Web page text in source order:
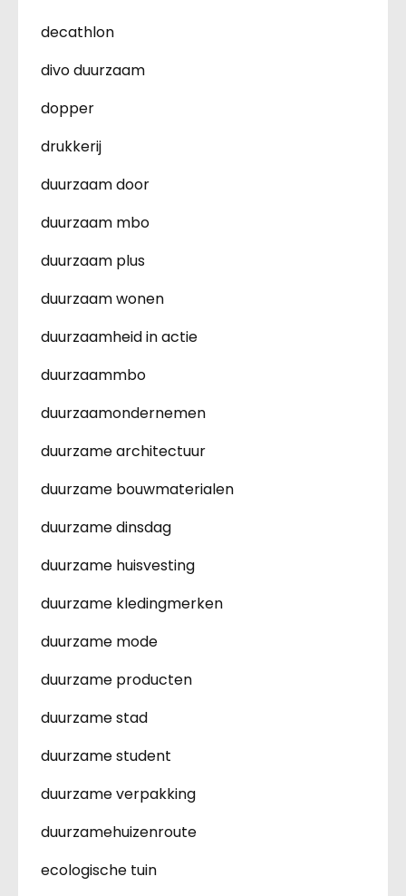
decathlon
divo duurzaam
dopper
drukkerij
duurzaam door
duurzaam mbo
duurzaam plus
duurzaam wonen
duurzaamheid in actie
duurzaammbo
duurzaamondernemen
duurzame architectuur
duurzame bouwmaterialen
duurzame dinsdag
duurzame huisvesting
duurzame kledingmerken
duurzame mode
duurzame producten
duurzame stad
duurzame student
duurzame verpakking
duurzamehuizenroute
ecologische tuin